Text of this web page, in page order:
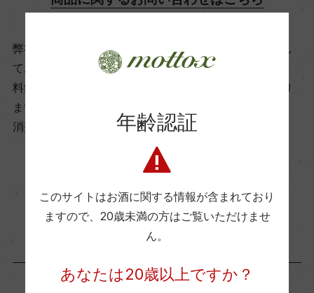
ビオ情報・認証機関
ー
有機JAS認証
コンクール入賞歴
海外ワイン専門誌評価歴
弊社は、酒類販売業免許をお持ちの販売店様とお取引し
ております。
料飲店様には帳合酒販店様を通して商品を提供しており
ます。
消費者様には酒販店様の紹介をしております
お取り寄せ可能店一覧はこちら
年齢認証
このサイトはお酒に関する情報が含まれており
ますので、 20歳未満の方はご覧いただけませ
ん。
あなたは20歳以上ですか？